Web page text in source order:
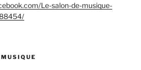
Le-salon-de-musique-